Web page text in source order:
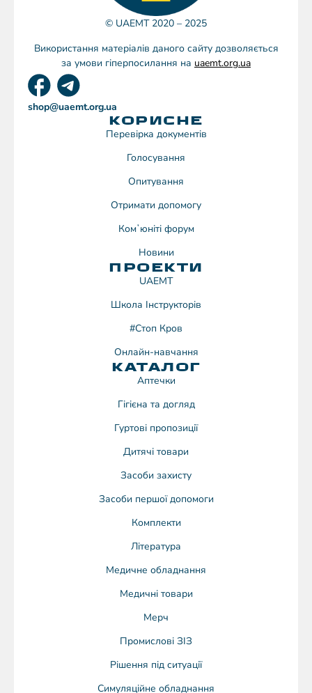
© UAEMT 2020 – 2025
Використання матеріалів даного сайту дозволяється
за умови гіперпосилання на uaemt.org.ua
shop@uaemt.org.ua
КОРИСНЕ
Перевірка документів
Голосування
Опитування
Отримати допомогу
Комʼюніті форум
Новини
ПРОЕКТИ
UAEMT
Школа Інструкторів
#Стоп Кров
Онлайн-навчання
КАТАЛОГ
Аптечки
Гігієна та догляд
Гуртові пропозиції
Дитячі товари
Засоби захисту
Засоби першої допомоги
Комплекти
Література
Медичне обладнання
Медичні товари
Мерч
Промислові ЗІЗ
Рішення під ситуації
Симуляційне обладнання